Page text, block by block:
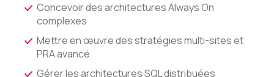
Concevoir des architectures Always On
complexes
Mettre en œuvre des stratégies multi-sites et
PRA avancé
Gérer les architectures SQL distribuées